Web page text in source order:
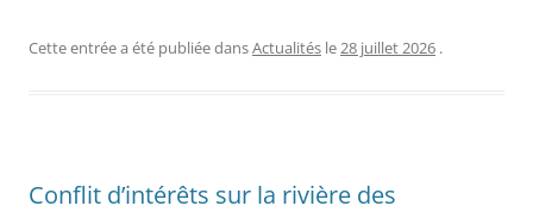
Cette entrée a été publiée dansActualités le28 juillet 2026 .
Conflit d’intérêts sur la rivière des